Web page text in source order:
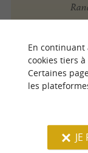
ROUTE
Bedous
En continuant
cookies tiers
Certaines
les
JE